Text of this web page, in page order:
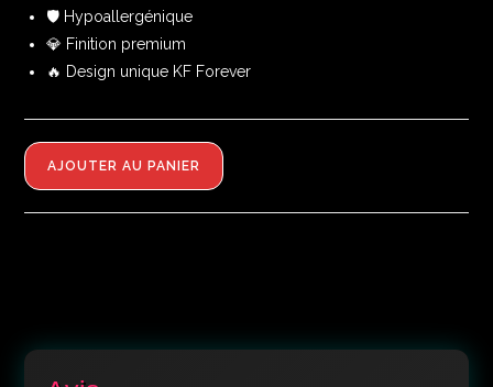
🛡️ Hypoallergénique
💎 Finition premium
🔥 Design unique KF Forever
AJOUTER AU PANIER